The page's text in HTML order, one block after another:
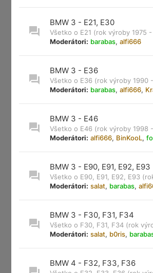
BMW 3 - E21, E30
Všetko o E21 (rok výroby 1975
Moderátori: barabas, alfi666
BMW 3 - E36
Všetko o E36 (rok výroby 1990
Moderátori: barabas, alfi666,
BMW 3 - E46
Všetko o E46 (rok výroby 1998
Moderátori: alfi666, BinKooL,
BMW 3 - E90, E91, E92, E93
Všetko o E90, E91, E92, E93
Moderátori: salat, barabas,
BMW 3 - F30, F31, F34
Všetko o F30, F31, F34 (rok
Moderátori: salat, b0ris,
BMW 4 - F32, F33, F36